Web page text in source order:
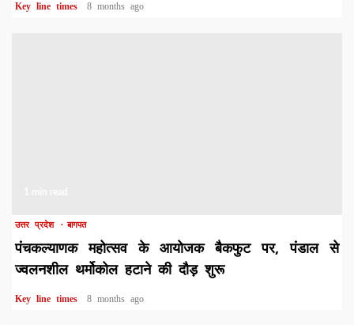
Key line times 8 months ago
उत्तर प्रदेश बागपत
पंचकल्याणक महोत्सव के आयोजक बैकफुट पर, पंडाल से
ज्वलनशील थर्मोकोल हटाने की दौड़ शुरू
Key line times 8 months ago